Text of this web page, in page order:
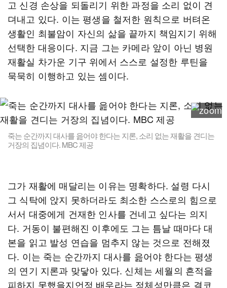
고 신경 손상을 되돌리기 위한 과정을 소리 없이 견
뎌내고 있다. 이는 평생을 철저한 원칙으로 버텨온
생활인 최불암이 자신의 삶을 끝까지 책임지기 위해
선택한 대응이다. 지금 그는 카메라 앞이 아닌 병원
재활실 차가운 기구 위에서 스스로 설정한 루틴을
묵묵히 이행하고 있는 셈이다.
죽는 순간까지 대사를 읊어야 한다는 지론, 소리 없는 재활을 견디는
거장의 집념이다. MBC 제공
그가 재활에 매달리는 이유는 명확하다. 설령 다시
그 식탁에 앉지 못하더라도 최소한 스스로의 힘으로
서서 대중에게 건재한 인사를 건네고 싶다는 의지
다. 거동이 불편해진 이후에도 그는 틈날 때마다 대
본을 읽고 발성 연습을 멈추지 않는 것으로 전해졌
다. 이는 죽는 순간까지 대사를 읊어야 한다는 평생
의 연기 지론과 맞닿아 있다. 신체는 세월의 흔적을
피하지 못했을지언정 배우라는 정체성만큼은 결코